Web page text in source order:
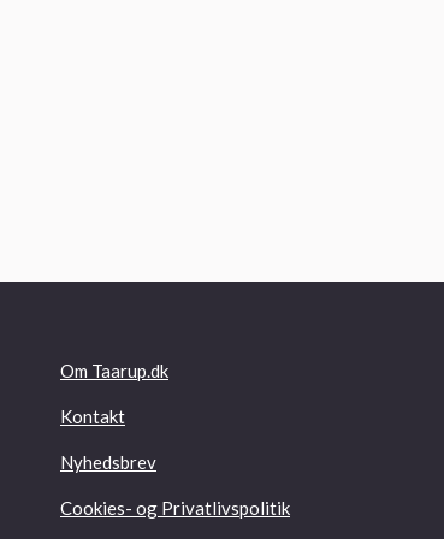
Om Taarup.dk
Kontakt
Nyhedsbrev
Cookies- og Privatlivspolitik